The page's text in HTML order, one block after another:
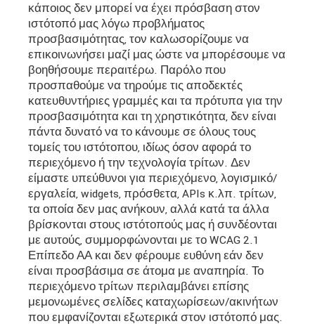
κάποιος δεν μπορεί να έχει πρόσβαση στον
ιστότοπό μας λόγω προβλήματος
προσβασιμότητας, τον καλωσορίζουμε να
επικοινωνήσει μαζί μας ώστε να μπορέσουμε να
βοηθήσουμε περαιτέρω. Παρόλο που
προσπαθούμε να τηρούμε τις αποδεκτές
κατευθυντήριες γραμμές και τα πρότυπα για την
προσβασιμότητα και τη χρηστικότητα, δεν είναι
πάντα δυνατό να το κάνουμε σε όλους τους
τομείς του ιστότοπου, ιδίως όσον αφορά το
περιεχόμενο ή την τεχνολογία τρίτων. Δεν
είμαστε υπεύθυνοι για περιεχόμενο, λογισμικό/
εργαλεία, widgets, πρόσθετα, APIs κ.λπ. τρίτων,
τα οποία δεν μας ανήκουν, αλλά κατά τα άλλα
βρίσκονται στους ιστότοπούς μας ή συνδέονται
με αυτούς, συμμορφώνονται με το WCAG 2.1
Επίπεδο ΑΑ και δεν φέρουμε ευθύνη εάν δεν
είναι προσβάσιμα σε άτομα με αναπηρία. Το
περιεχόμενο τρίτων περιλαμβάνει επίσης
μεμονωμένες σελίδες καταχωρίσεων/ακινήτων
που εμφανίζονται εξωτερικά στον ιστότοπό μας.